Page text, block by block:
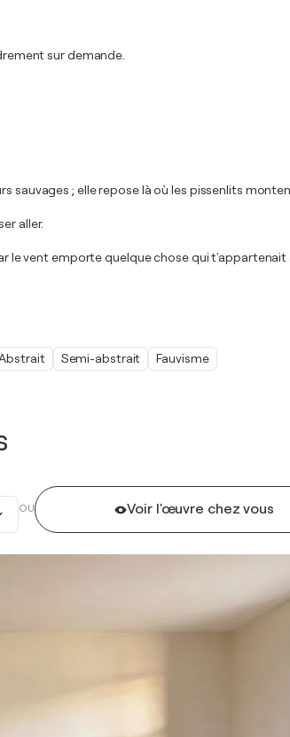
OU Voir l'œuvre chez vous
sur demande.
sauvages ; elle repose là où les pissenlits
aller.
le vent emporte quelque chose qui t'appartenait
Semi-abstrait Fauvisme